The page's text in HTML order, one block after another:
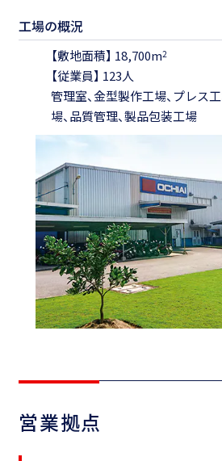
工場の概況
【敷地面積】 18,700m2
【従業員】 123人
管理室、金型製作工場、プレス
場、品質管理、製品包装工場
営業拠点